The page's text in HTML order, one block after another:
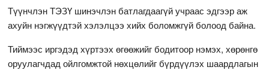
Түүнчлэн ТЭЗҮ шинэчлэн батлагдаагүй учраас эдгээр аж
ахуйн нэгжүүдтэй хэлэлцээ хийх боломжгүй болоод байна.
Тиймээс иргэдэд хүртээх өгөөжийг бодитоор нэмэх, хөрөнгө
оруулагчдад ойлгомжтой нөхцөлийг бүрдүүлэх шаардлагын